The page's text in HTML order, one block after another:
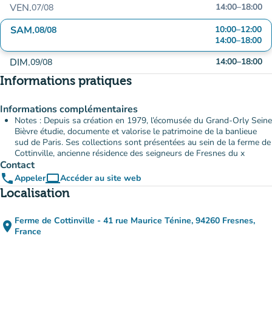
VEN.07/08 14:00–18:00
SAM.08/08 10:00–12:00
14:00–18:00
DIM.09/08 14:00–18:00
Informations pratiques
Informations complémentaires
Notes : Depuis sa création en 1979, l’écomusée du Grand-Orly Seine
Bièvre étudie, documente et valorise le patrimoine de la banlieue
sud de Paris. Ses collections sont présentées au sein de la ferme de
Cottinville, ancienne résidence des seigneurs de Fresnes du x
Contact
phoneAppelercomputerAccéder au site web
(nouvel onglet)
Localisation
place Ferme de Cottinville - 41 rue Maurice Ténine, 94260 Fresnes,
France